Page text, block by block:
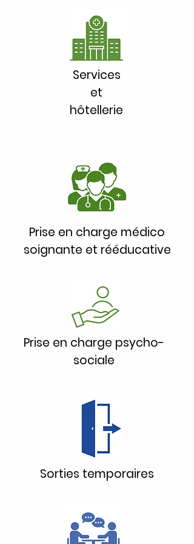
Services
et
hôtellerie
Prise en charge médico
soignante et rééducative
Prise en charge psycho-
sociale
Sorties temporaires